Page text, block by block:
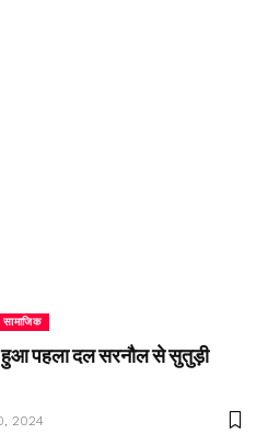
सामाजिक
हुआ पहला दल सरनौल से सुतुड़ी
2024